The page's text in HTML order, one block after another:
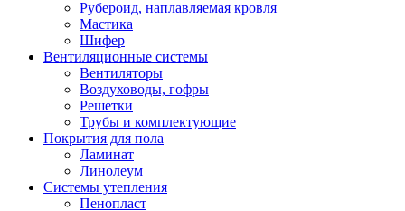
Рубероид, наплавляемая кровля
Мастика
Шифер
Вентиляционные системы
Вентиляторы
Воздуховоды, гофры
Решетки
Трубы и комплектующие
Покрытия для пола
Ламинат
Линолеум
Системы утепления
Пенопласт